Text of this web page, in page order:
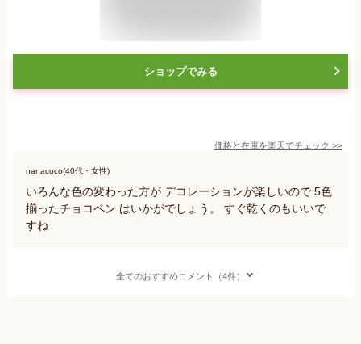
ショップでみる
価格と在庫を楽天でチェック >>
nanacoco(40代・女性)
いろんな色の変わった方が デコレーションが楽しいので 5色
揃ったチョコペン はいかがでしょう。 すぐ乾くのもいいで
すね
全てのおすすめコメント（4件）